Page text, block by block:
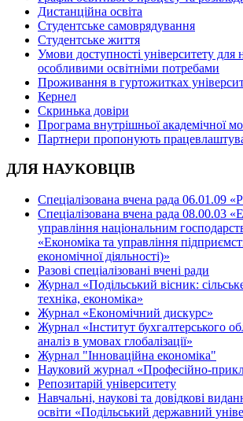
Дистанційна освіта
Студентське самоврядування
Студентське життя
Умови доступності університету для
особливими освітніми потребами
Проживання в гуртожитках
Кернел
Скринька довіри
Програма внутрішньої академічної
Партнери пропонують
ДЛЯ НАУКОВЦІВ
Спеціалізована вчена рада 06.01.09
Спеціалізована вчена рада 08.00.03
управління національним
«Економіка та управління
економічної діяльності)»
Разові спеціалізовані вчені ради
Журнал «Подільський вісник:
техніка, економіка»
Журнал «Економічний дискурс»
Журнал «Інститут бухгалтерського
аналіз в умовах глобалізації»
Журнал "Інноваційна економіка"
Науковий журнал «Професійно-
Репозитарій університету
Навчальні, наукові та довідкові
освіти «Подільський державний